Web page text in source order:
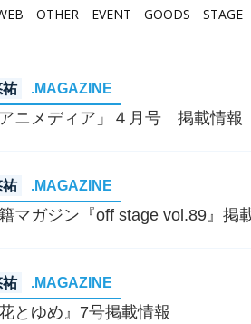
OTHER EVENT GOODS STAGE
祐 .MAGAZINE
アニメディア」４月号 掲載情報
祐 .MAGAZINE
マガジン『off stage vol.89』掲
祐 .MAGAZINE
とゆめ』7号掲載情報